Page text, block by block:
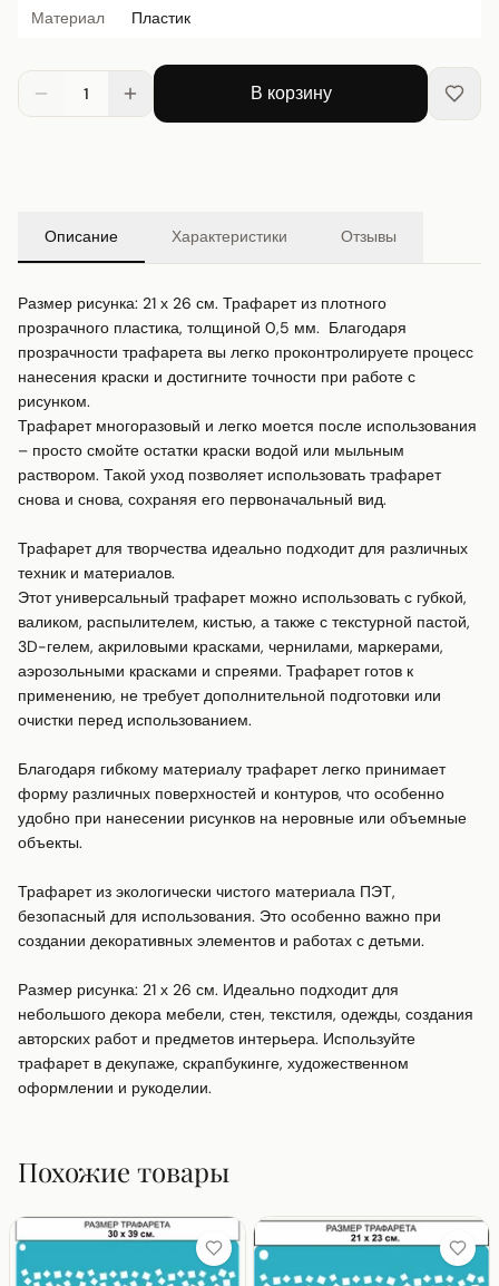
Материал
Пластик
1 В корзину
Описание Характеристики Отзывы
Размер рисунка: 21 х 26 см. Трафарет из плотного
прозрачного пластика, толщиной 0,5 мм.  Благодаря
прозрачности трафарета вы легко проконтролируете процесс
нанесения краски и достигните точности при работе с
рисунком.
Трафарет многоразовый и легко моется после использования
– просто смойте остатки краски водой или мыльным
раствором. Такой уход позволяет использовать трафарет
снова и снова, сохраняя его первоначальный вид.
Трафарет для творчества идеально подходит для различных
техник и материалов.
Этот универсальный трафарет можно использовать с губкой,
валиком, распылителем, кистью, а также с текстурной пастой,
3D-гелем, акриловыми красками, чернилами, маркерами,
аэрозольными красками и спреями. Трафарет готов к
применению, не требует дополнительной подготовки или
очистки перед использованием.
Благодаря гибкому материалу трафарет легко принимает
форму различных поверхностей и контуров, что особенно
удобно при нанесении рисунков на неровные или объемные
объекты.
Трафарет из экологически чистого материала ПЭТ,
безопасный для использования. Это особенно важно при
создании декоративных элементов и работах с детьми.
Размер рисунка: 21 х 26 см. Идеально подходит для
небольшого декора мебели, стен, текстиля, одежды, создания
авторских работ и предметов интерьера. Используйте
трафарет в декупаже, скрапбукинге, художественном
оформлении и рукоделии.
Похожие товары